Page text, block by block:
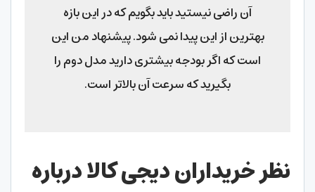
آن راضی نیستید باید بگویم که در این بازه
بهترین از این پیدا نمی شود. پیشنهاد من این
است که اگر بودجه بیشتری دارید مدل دوم را
بگیرید که سرعت آن بالاتر است.
نظر خریداران دیجی کالا درباره